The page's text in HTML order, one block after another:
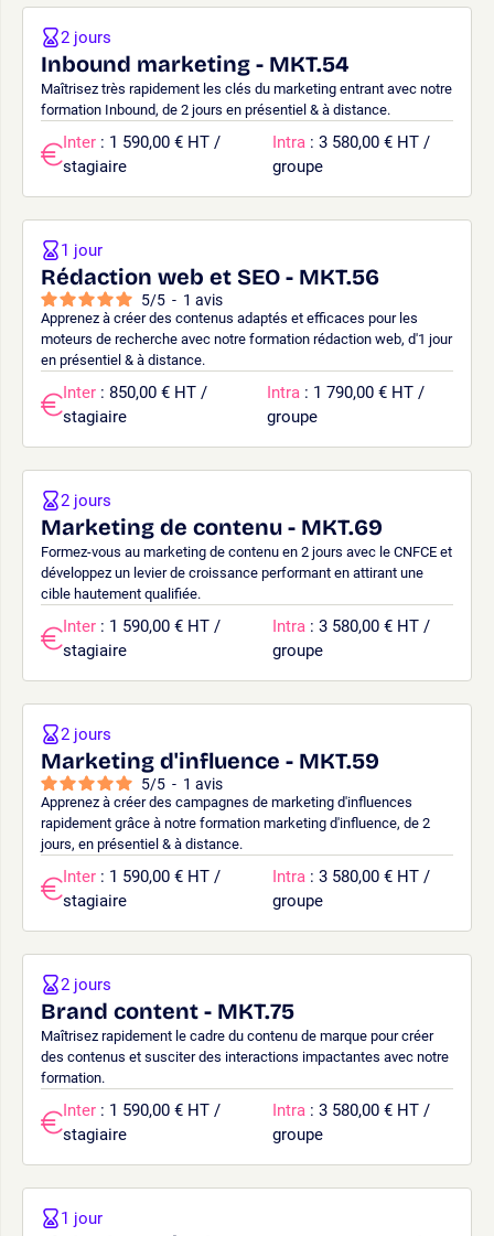
Inbound marketing - MKT.54
Maîtrisez très rapidement les clés du marketing entrant avec notre
formation Inbound, de 2 jours en présentiel & à distance.
2 jours
Inter : 1 590,00 € HT /
stagiaire
Intra : 3 580,00 € HT /
groupe
Rédaction web et SEO - MKT.56
5/5 - 1 avis
Apprenez à créer des contenus adaptés et efficaces pour les
moteurs de recherche avec notre formation rédaction web, d'1 jour
en présentiel & à distance.
1 jour
Inter : 850,00 € HT /
stagiaire
Intra : 1 790,00 € HT /
groupe
Marketing de contenu - MKT.69
Formez-vous au marketing de contenu en 2 jours avec le CNFCE et
développez un levier de croissance performant en attirant une
cible hautement qualifiée.
2 jours
Inter : 1 590,00 € HT /
stagiaire
Intra : 3 580,00 € HT /
groupe
Marketing d'influence - MKT.59
5/5 - 1 avis
Apprenez à créer des campagnes de marketing d'influences
rapidement grâce à notre formation marketing d'influence, de 2
jours, en présentiel & à distance.
2 jours
Inter : 1 590,00 € HT /
stagiaire
Intra : 3 580,00 € HT /
groupe
Brand content - MKT.75
Maîtrisez rapidement le cadre du contenu de marque pour créer
des contenus et susciter des interactions impactantes avec notre
formation.
2 jours
Inter : 1 590,00 € HT /
stagiaire
Intra : 3 580,00 € HT /
groupe
1 jour